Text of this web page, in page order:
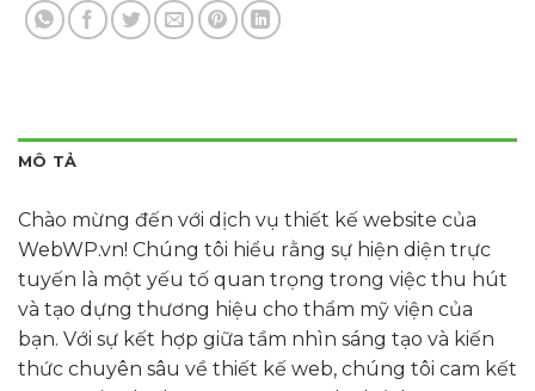
MÔ TẢ
Chào mừng đến với dịch vụ thiết kế website của
WebWP.vn! Chúng tôi hiểu rằng sự hiện diện trực
tuyến là một yếu tố quan trọng trong việc thu hút
và tạo dựng thương hiệu cho thẩm mỹ viện của
bạn. Với sự kết hợp giữa tầm nhìn sáng tạo và kiến
thức chuyên sâu về thiết kế web, chúng tôi cam kết